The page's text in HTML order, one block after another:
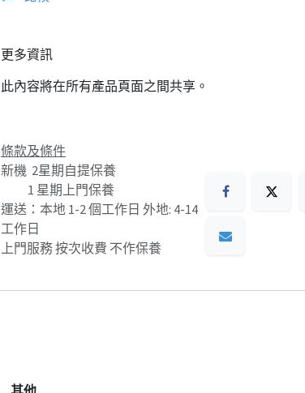
更多資訊
此內容將在所有產品頁面之間共享。
條款及條件
新機 2星期自提保養
1 星期上門保養
運送：本地 1-2 個工作日 外地: 4-14
工作日
上門服務 按次收費 不作保養